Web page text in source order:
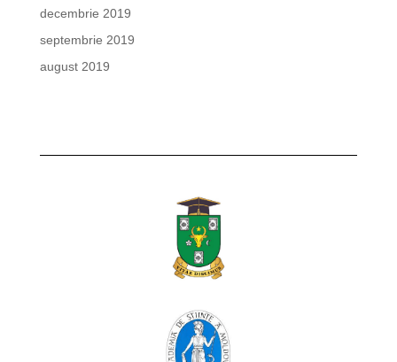
decembrie 2019
septembrie 2019
august 2019